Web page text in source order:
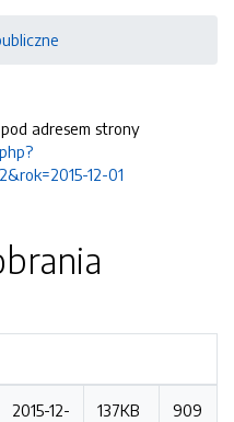
adresem strony
12-01
2015-12-
137KB
909